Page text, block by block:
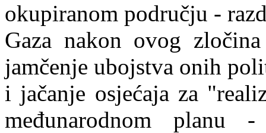
okupiranom području -
Gaza nakon ovog
jamčenje ubojstva onih
i jačanje osjećaja za
međunarodnom planu